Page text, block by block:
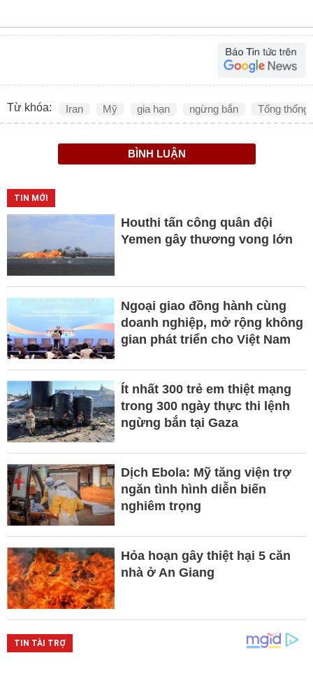
Từ khóa: Iran Mỹ gia hạn ngừng bắn Tổng thống
BÌNH LUẬN
TIN MỚI
Houthi tấn công quân đội
Yemen gây thương vong lớn
Ngoại giao đồng hành cùng
doanh nghiệp, mở rộng không
gian phát triển cho Việt Nam
Ít nhất 300 trẻ em thiệt mạng
trong 300 ngày thực thi lệnh
ngừng bắn tại Gaza
Dịch Ebola: Mỹ tăng viện trợ
ngăn tình hình diễn biến
nghiêm trọng
Hỏa hoạn gây thiệt hại 5 căn
nhà ở An Giang